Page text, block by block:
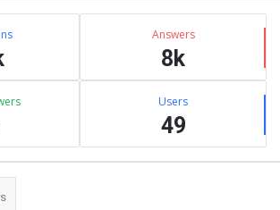
Answers
8k
Users
49